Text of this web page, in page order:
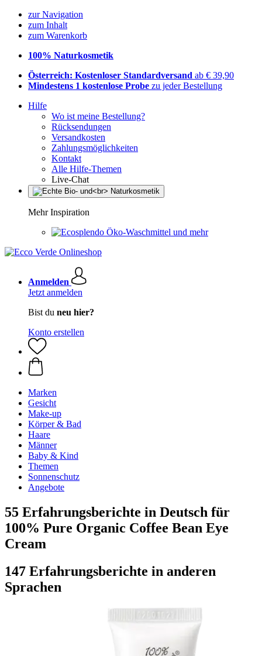
zur Navigation
zum Inhalt
zum Warenkorb
100% Naturkosmetik
Österreich: Kostenloser Standardversand ab € 39,90
Mindestens 1 kostenlose Probe zu jeder Bestellung
Hilfe
Wo ist meine Bestellung?
Rücksendungen
Versandkosten
Zahlungsmöglichkeiten
Kontakt
Alle Hilfe-Themen
Live-Chat
Mehr Inspiration
Öko-Waschmittel und mehr
Anmelden
Jetzt anmelden
Bist du neu hier?
Konto erstellen
Marken
Gesicht
Make-up
Körper & Bad
Haare
Männer
Baby & Kind
Themen
Sonnenschutz
Angebote
55 Erfahrungsberichte in Deutsch für
100% Pure Organic Coffee Bean Eye
Cream
147 Erfahrungsberichte in anderen
Sprachen